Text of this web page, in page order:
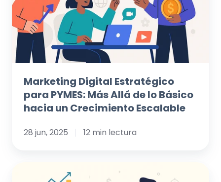
Más
Allá
de
lo
Básico
hacia
Crecimiento
Marketing Digital Estratégico
para PYMES: Más Allá de lo Básico
hacia un Crecimiento Escalable
28 jun, 2025 12 min lectura